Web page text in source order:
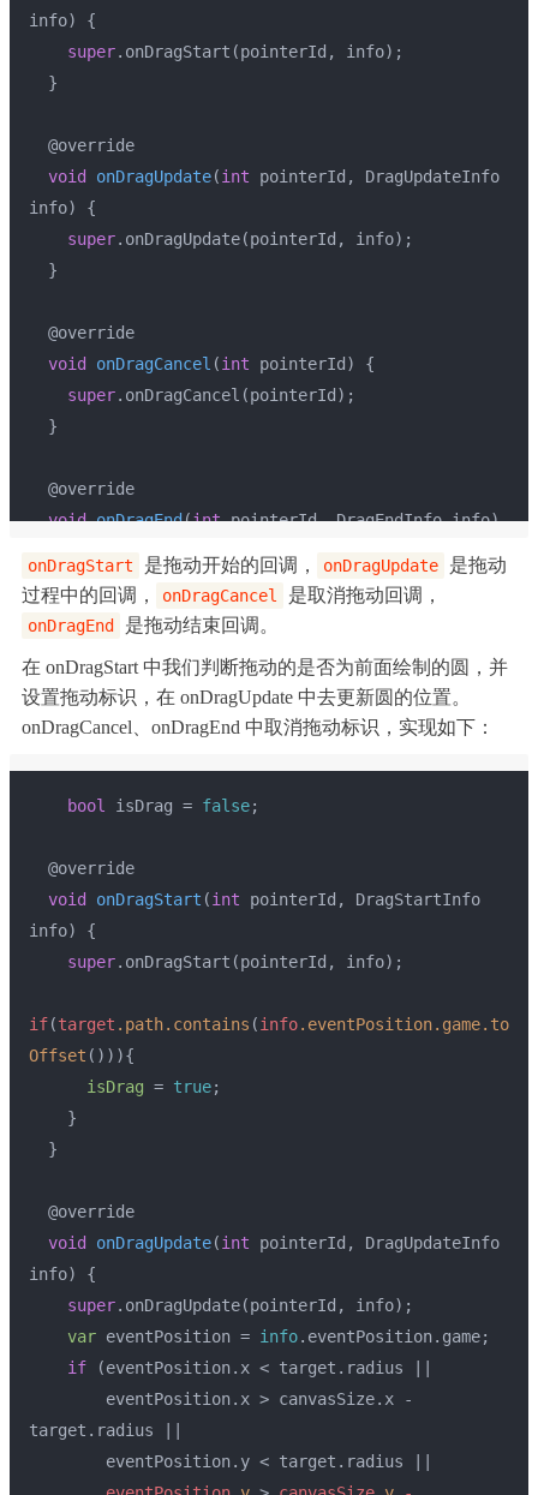
info)
{
super.onDragStart(pointerId, info);
  }
  @override
void
onDragUpdate(int pointerId, DragUpdateInfo
info)
{
super.onDragUpdate(pointerId, info);
  }
  @override
void
onDragCancel (int pointerId)
{
super.onDragCancel(pointerId);
  }
  @override
void onDragEnd(int pointerId, DragEndInfo info)
super.onDragEnd(pointerId, info);
onDragStart 是拖动开始的回调， onDragUpdate
是拖动
过程中的回调，
onDragCancel 是取消拖动回调，
onDragEnd 是拖动结束回调。
在 onDragStart 中我们判断拖动的是否为前面绘制的圆，并
设置拖动标识，在 onDragUpdate 中去更新圆的位置。
onDragCancel、onDragEnd 中取消拖动标识，实现如下：
bool isDrag = false;
  @override
void
onDragStart (int pointerId, DragStartInfo
info)
{
super.onDragStart(pointerId, info);
if(target .path.contains (info.eventPosition.game.to
Offset ())){
isDrag = true;
    }
  }
  @override
void
onDragUpdate(int pointerId, DragUpdateInfo
info)
{
super.onDragUpdate(pointerId, info);
var eventPosition = info.eventPosition.game;
if (eventPosition.x < target.radius ||
target.radius ||
        eventPosition.y < target.radius ||